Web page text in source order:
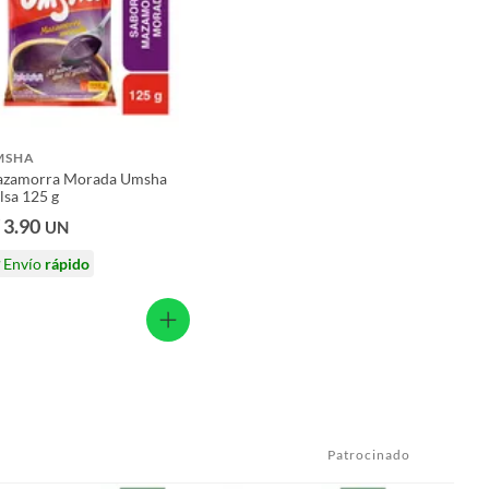
Morada Umsha
125 g
3.90 UN
Envío rápido
Patrocinado